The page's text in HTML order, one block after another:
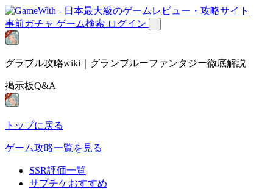
事前ガチャ ゲーム検索 ログイン
グラブル攻略wiki｜グランブルーファンタジー徹底解説
掲示板Q&A
トップに戻る
ゲーム攻略一覧を見る
SSR評価一覧
サプチケおすすめ